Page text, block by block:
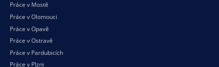
Práce v Mostě
Práce v Olomouci
Práce v Opavě
Práce v Ostravě
Práce v Pardubicích
Práce v Plzni